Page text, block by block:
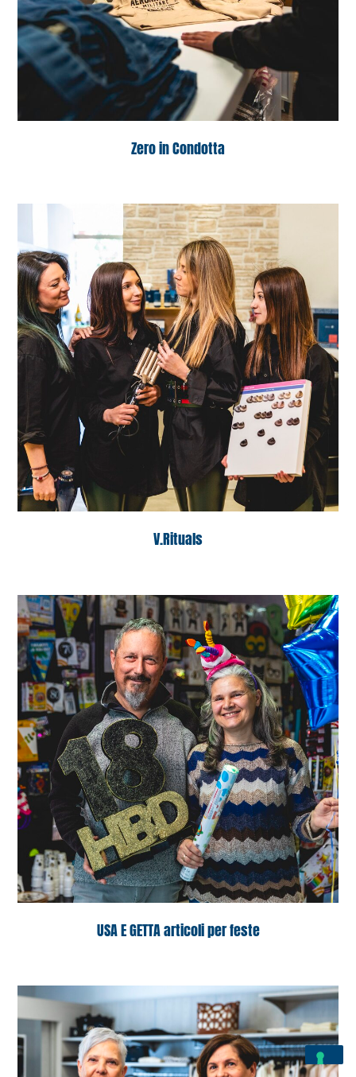
Zero in Condotta
V.Rituals
USA E GETTA articoli per feste